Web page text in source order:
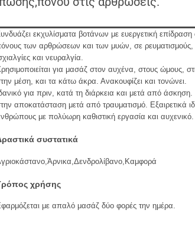
εκχυλίσματα βοτάνων με ευεργετική επίδραση
των αρθρώσεων και των μυών, σε ρευματισμούς,
και νευραλγία.
για μασάζ στον αυχένα, στους ώμους,
μέση, και τα κάτω άκρα. Ανακουφίζει και τονώνει.
για πριν, κατά τη διάρκεια και μετά από
αποκατάσταση μετά από τραυματισμό. Εξαιρετικά
με πολύωρη καθιστική εργασία και αυχενικό.
συστατικά
χρήσης
με απαλό μασάζ δύο φορές την ημέρα.